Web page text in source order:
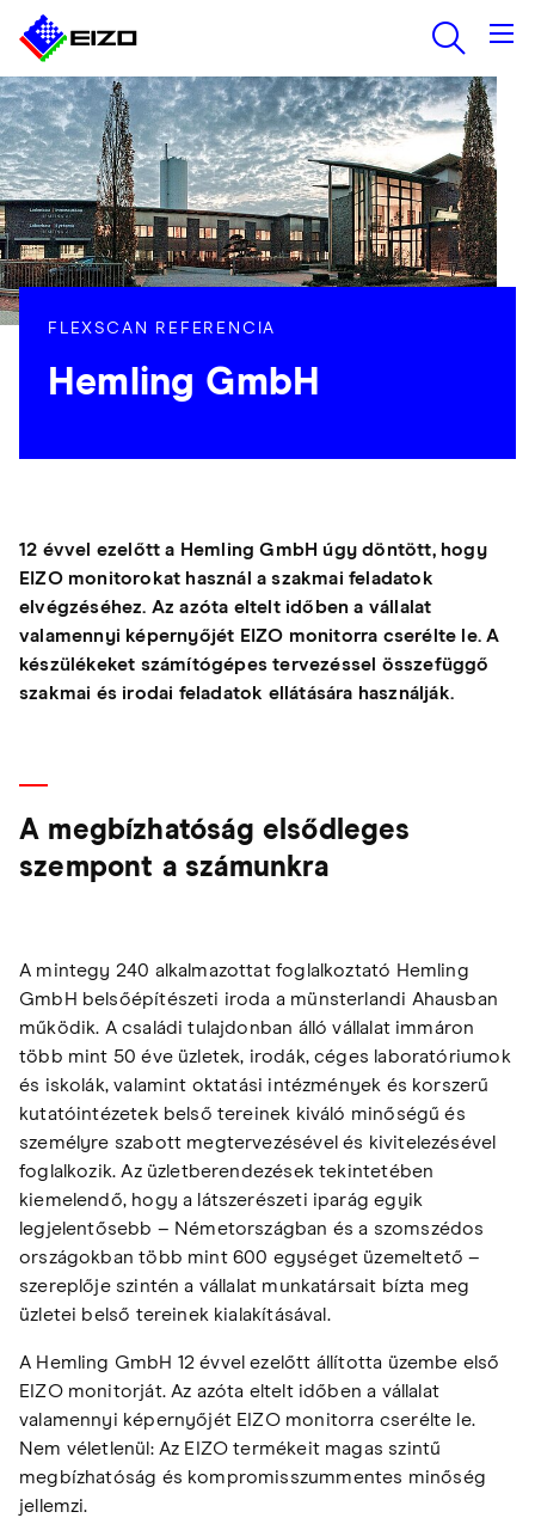
FLEXSCAN REFERENCIA
Hemling GmbH
12 évvel ezelőtt a Hemling GmbH úgy döntött, hogy
EIZO monitorokat használ a szakmai feladatok
elvégzéséhez. Az azóta eltelt időben a vállalat
valamennyi képernyőjét EIZO monitorra cserélte le. A
készülékeket számítógépes tervezéssel összefüggő
szakmai és irodai feladatok ellátására használják.
A megbízhatóság elsődleges
szempont a számunkra
A mintegy 240 alkalmazottat foglalkoztató Hemling
GmbH belsőépítészeti iroda a münsterlandi Ahausban
működik. A családi tulajdonban álló vállalat immáron
több mint 50 éve üzletek, irodák, céges laboratóriumok
és iskolák, valamint oktatási intézmények és korszerű
kutatóintézetek belső tereinek kiváló minőségű és
személyre szabott megtervezésével és kivitelezésével
foglalkozik. Az üzletberendezések tekintetében
kiemelendő, hogy a látszerészeti iparág egyik
legjelentősebb – Németországban és a szomszédos
országokban több mint 600 egységet üzemeltető –
szereplője szintén a vállalat munkatársait bízta meg
üzletei belső tereinek kialakításával.
A Hemling GmbH 12 évvel ezelőtt állította üzembe első
EIZO monitorját. Az azóta eltelt időben a vállalat
valamennyi képernyőjét EIZO monitorra cserélte le.
Nem véletlenül: Az EIZO termékeit magas szintű
megbízhatóság és kompromisszummentes minőség
jellemzi.